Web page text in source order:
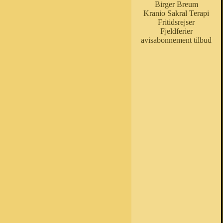
Birger Breum
Kranio Sakral Terapi
Fritidsrejser
Fjeldferier
avisabonnement tilbud